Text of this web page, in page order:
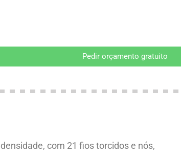
Pedir orçamento gratuito
com 21 fios torcidos e nós,